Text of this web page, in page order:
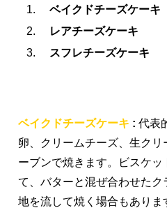
ベイクドチーズケーキ
レアチーズケーキ
スフレチーズケーキ
ベイクドチーズケーキ : 代表
卵、クリームチーズ、生ク
ーブンで焼きます。ビスケ
て、バターと混ぜ合わせた
地を流して焼く場合もありま